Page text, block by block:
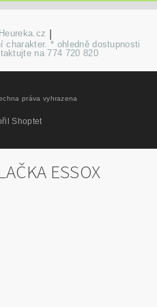
Heureka.cz
* ohledně dostupnosti
na 774 720 820
práva vyhrazena
Shoptet
ESSOX